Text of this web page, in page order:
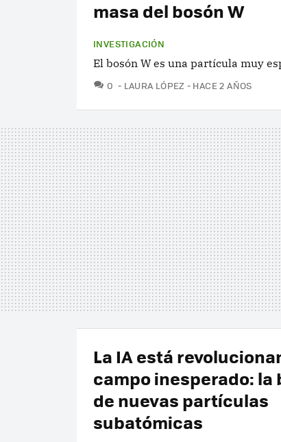
masa del bosón W
INVESTIGACIÓN
El bosón W es una partícula muy
0 COMENTARIOS
LAURA LÓPEZ HACE 2 AÑOS
La IA está
campo inesperado: la
de nuevas partículas
subatómicas